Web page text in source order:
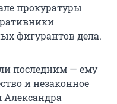
прокуратуры
фигурантов дела.
последним — ему
и незаконное